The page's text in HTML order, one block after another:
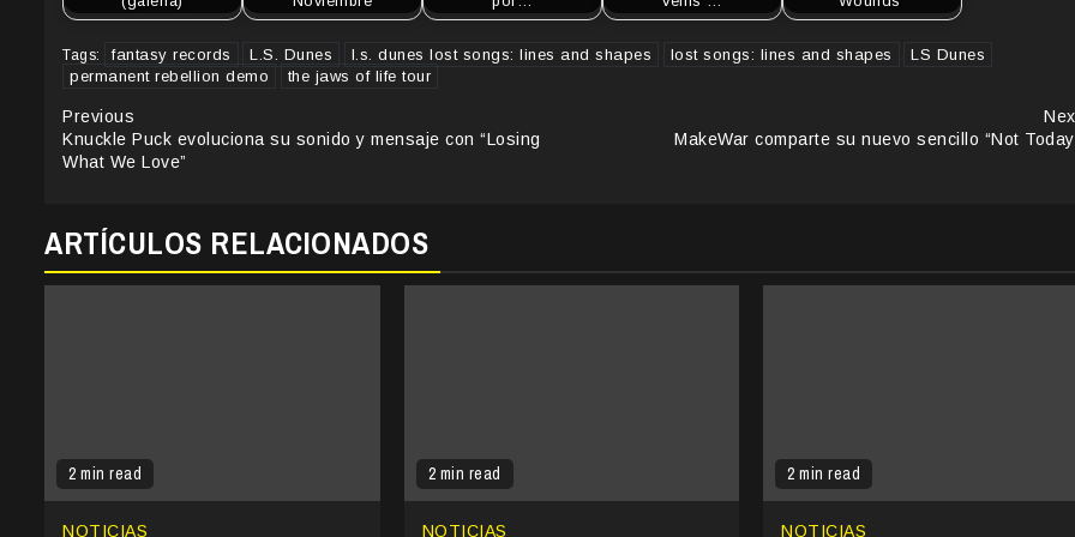
Tags: fantasy records L.S. Dunes l.s. dunes lost songs: lines and shapes lost songs: lines and shapes
LS Dunes
permanent rebellion demo
the jaws of life tour
Continue
Reading
Previous
Knuckle Puck evoluciona su sonido y mensaje con “Losing
What We Love”
MakeWar comparte su nuevo sencillo “Not
ARTÍCULOS RELACIONADOS
2 min read
NOTICIAS
2 min read
NOTICIAS
2 min read
NOTICIAS